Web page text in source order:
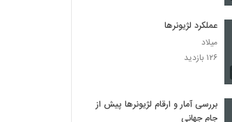
عملکرد لژیونرها
میلاد
۱۲۶ بازدید
بررسی آمار و ارقام لژیونرها پیش از
جام جهانی